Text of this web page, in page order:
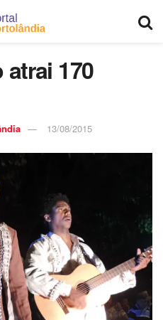
170
13/08/2015